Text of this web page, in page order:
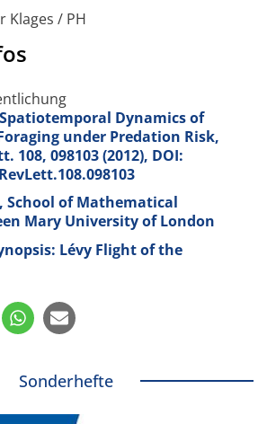
Klages / PH
Spatiotemporal Dynamics of
under Predation Risk,
108, 098103 (2012), DOI:
School of Mathematical
Mary University of London
Lévy Flight of the
Sonderhefte